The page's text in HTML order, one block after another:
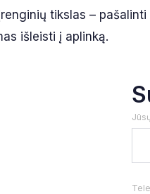
tikslas –
išleisti į aplinką.